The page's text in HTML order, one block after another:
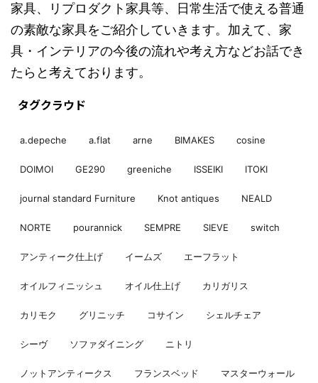
家具、リプロダクト家具等、日常生活で使える普通
の素敵な家具をご紹介していきます。加えて、家
具・インテリアの今後の流れや考え方などお話でき
たらと考えております。
タグクラウド
a.depeche a.flat arne BIMAKES cosine
DOIMOI GE290 greeniche ISSEIKI ITOKI
journal standard Furniture Knot antiques NEALD
NORTE pourannick SEMPRE SIEVE switch
アンティーク仕上げ イームズ エーフラット
オイルフィニッシュ オイル仕上げ カリガリス
カリモク グリニッチ コサイン シェルチェア
シーヴ ソファダイニング ニトリ
ノットアンティークス フランスベッド マスターウォール